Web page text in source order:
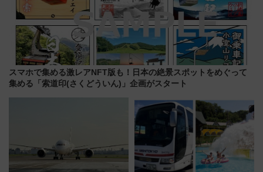
スマホで集める激レアNFT版も！日本の絶景スポットをめぐって
集める「索道印(さくどういん)」企画がスタート